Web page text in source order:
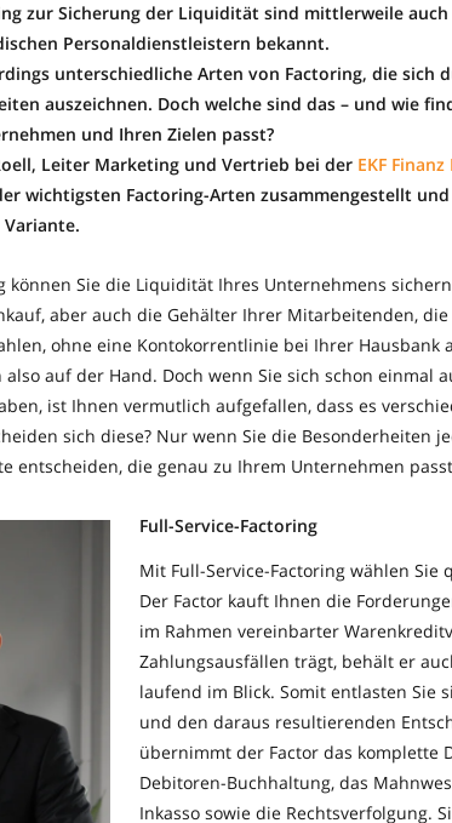
zur Sicherung der Liquidität sind mittlerweile
Personaldienstleistern bekannt.
unterschiedliche Arten von Factoring, die sich
auszeichnen. Doch welche sind das – und wie
und Ihren Zielen passt?
Leiter Marketing und Vertrieb bei der EKF
wichtigsten Factoring-Arten zusammengestellt
können Sie die Liquidität Ihres Unternehmens
aber auch die Gehälter Ihrer Mitarbeitenden,
ohne eine Kontokorrentlinie bei Ihrer Hausbank
auf der Hand. Doch wenn Sie sich schon einmal
ist Ihnen vermutlich aufgefallen, dass es
sich diese? Nur wenn Sie die Besonderheiten
entscheiden, die genau zu Ihrem Unternehmen
Full-Service-Factoring
Mit Full-Service-Factoring wählen Sie
Der Factor kauft Ihnen die
im Rahmen vereinbarter
Zahlungsausfällen trägt, behält er
laufend im Blick. Somit entlasten Sie
und den daraus resultierenden
übernimmt der Factor das komplette
Debitoren-Buchhaltung, das
Inkasso sowie die Rechtsverfolgung.